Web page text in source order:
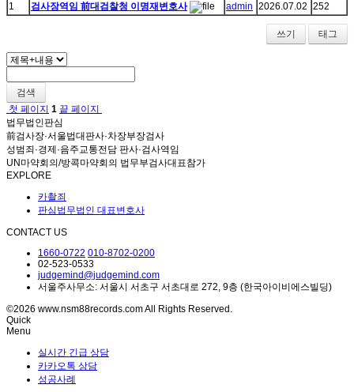
1
검사장역임 前대검찰청 이명재변호사 admin 2026.07.02 252
쓰기 태그
검색
첫 페이지 1 끝 페이지
법무법인판심
前검사장·서울법대판사·차장부장검사
성범죄·경제·음주교통전담 판사·검사역임
UN마약회의/방콕마약회의 법무부검사대표참가
EXPLORE
카촬죄
판심법무법인 대표변호사
CONTACT US
1660-0722 010-8702-0200
02-523-0533
judgemind@judgemind.com
서울주사무소: 서울시 서초구 서초대로 272, 9층 (한국아이비에스빌딩)
©2026 www.nsm88records.com All Rights Reserved.
Quick
Menu
실시간 긴급 상담
카카오톡 상담
성공사례